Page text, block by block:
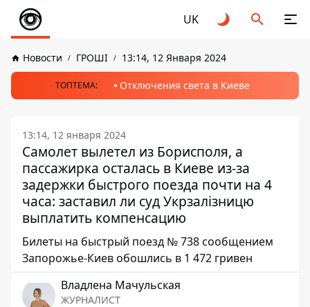
UK
Новости ГРОШІ 13:14, 12 Января 2024
ТОПТЕМА: Отключения света в Киеве
13:14, 12 января 2024
Самолет вылетел из Борисполя, а
пассажирка осталась в Киеве из-за
задержки быстрого поезда почти на 4
часа: заставил ли суд Укрзалізницю
выплатить компенсацию
Билеты на быстрый поезд № 738 сообщением
Запорожье-Киев обошлись в 1 472 гривен
Владлена Мачульская
ЖУРНАЛИСТ